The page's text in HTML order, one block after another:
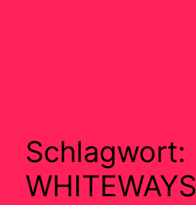
Schlagwort:
WHITEWAYS